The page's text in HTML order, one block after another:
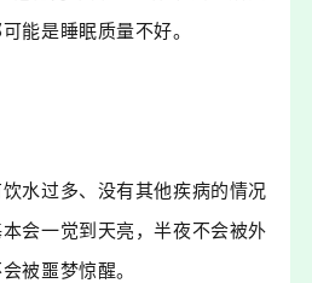
能是睡眠质量不好。
水过多、没有其他疾病的情况
会一觉到天亮，半夜不会被外
被噩梦惊醒。